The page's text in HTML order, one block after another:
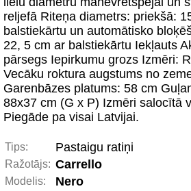
reljefā Riteņa diametrs: priekšā:
balstiekārtu un automātisko
22, 5 cm ar balstiekārtu Iekļauts
pārsegs Iepirkumu grozs Izmēri:
Vecāku roktura augstums no
Garenbāzes platums: 58 cm
88x37 cm (G x P) Izmēri salocītā
Piegāde pa visai Latvijai.
Tips: Pastaigu ratiņi
Ražotājs: Carrello
Modelis: Nero